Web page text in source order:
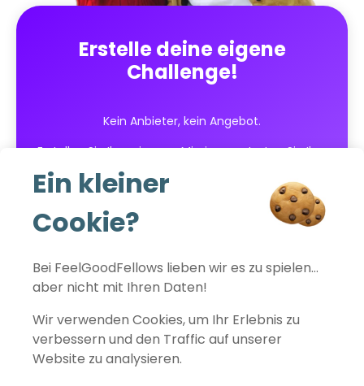
Erstelle deine eigene
Challenge!
Kein Anbieter, kein Angebot.
Erstellen Sie Ihre eigenen Missionen, starten Sie Ihre
Wettbewerbe in wenigen Klicks und verfolgen Sie
die Ergebnisse in Echtzeit!
Kostenlos starten
Ein kleiner
Cookie?
Bei FeelGoodFellows lieben wir es zu spielen…
aber nicht mit Ihren Daten!
Wir verwenden Cookies, um Ihr Erlebnis zu
verbessern und den Traffic auf unserer
Website zu analysieren.
FeelGoodFellows